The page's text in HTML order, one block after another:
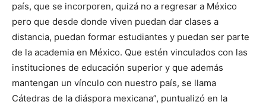
país, que se incorporen, quizá no a regresar a México
pero que desde donde viven puedan dar clases a
distancia, puedan formar estudiantes y puedan ser parte
de la academia en México. Que estén vinculados con las
instituciones de educación superior y que además
mantengan un vínculo con nuestro país, se llama
Cátedras de la diáspora mexicana”, puntualizó en la